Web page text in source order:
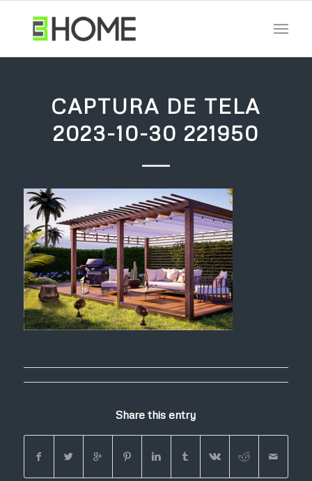
CAPTURA DE TELA
2023-10-30 221950
Share this entry